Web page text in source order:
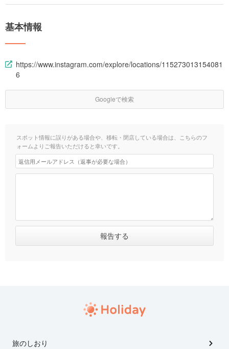
基本情報
https://www.instagram.com/explore/locations/115273013154081
6
Googleで検索
スポット情報に誤りがある場合や、移転・閉店している場合は、こちらのフ
ォームよりご報告いただけると幸いです。
旅のしおり